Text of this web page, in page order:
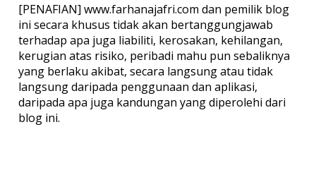
[PENAFIAN] www.farhanajafri.com dan pemilik blog
ini secara khusus tidak akan bertanggungjawab
terhadap apa juga liabiliti, kerosakan, kehilangan,
kerugian atas risiko, peribadi mahu pun sebaliknya
yang berlaku akibat, secara langsung atau tidak
langsung daripada penggunaan dan aplikasi,
daripada apa juga kandungan yang diperolehi dari
blog ini.